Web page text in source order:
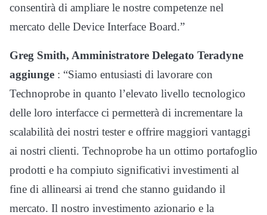
consentirà di ampliare le nostre competenze nel
mercato delle Device Interface Board.”
Greg Smith, Amministratore Delegato Teradyne
aggiunge : “Siamo entusiasti di lavorare con
Technoprobe in quanto l’elevato livello tecnologico
delle loro interfacce ci permetterà di incrementare la
scalabilità dei nostri tester e offrire maggiori vantaggi
ai nostri clienti. Technoprobe ha un ottimo portafoglio
prodotti e ha compiuto significativi investimenti al
fine di allinearsi ai trend che stanno guidando il
mercato. Il nostro investimento azionario e la